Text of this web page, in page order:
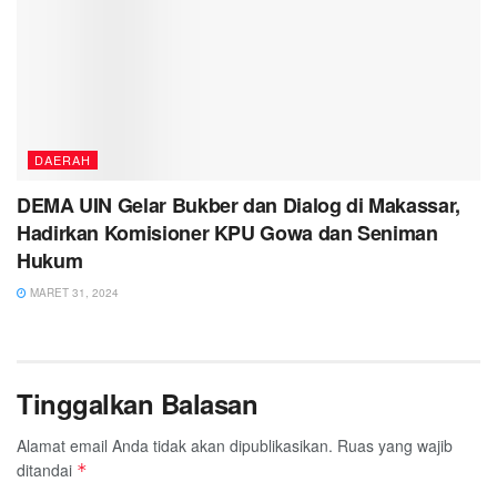
DAERAH
DEMA UIN Gelar Bukber dan Dialog di Makassar,
Hadirkan Komisioner KPU Gowa dan Seniman
Hukum
MARET 31, 2024
Tinggalkan Balasan
Alamat email Anda tidak akan dipublikasikan. Ruas yang wajib
ditandai *